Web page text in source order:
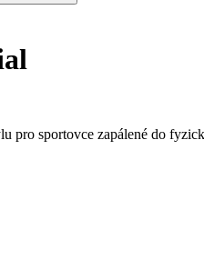
pro sportovce zapálené do